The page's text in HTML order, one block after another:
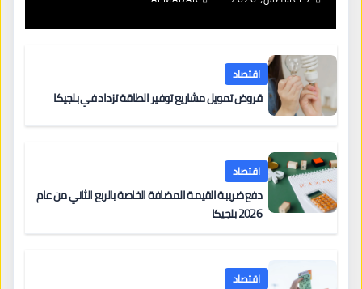
اقتصاد
قروض تمويل مشاريع توفير الطاقة تزداد في بلجيكا
اقتصاد
دفع ضريبة القيمة المضافة الخاصة بالربع الثاني من عام
2026 بلجيكا
اقتصاد